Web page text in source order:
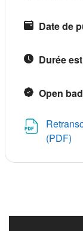
Date de
Durée
Open
(PDF)